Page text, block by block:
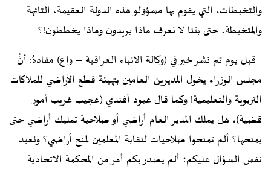
والتخبطات، التي يقوم بها مسؤولو هذه الدولة العقيمة، التائهة
والمتخبطة، حتى بتنا لا نعرف ماذا يريدون وماذا يخططون!؟
قبل يوم تم نشر خبر في (وكالة الانباء العراقية – واع) مفادهُ: أنًّ
مجلس الوزراء يخول المديرين العامين بتهيئة قطع الأراضي للملاكات
التربوية والتعليمية! وكما قال عبود أفندي (عجيب غريب أمور
قضية)، هل يملك المدير العام أراضي أو صلاحية تمليك أراضي حتى
يمنحها؟ ألم تمنحوا صلاحيات لنقابة المعلمين لمنح أراضي؟ ونعيد
نفس السؤال عليكم؛ ألم يصدر بكم أمر من المحكمة الاتحادية